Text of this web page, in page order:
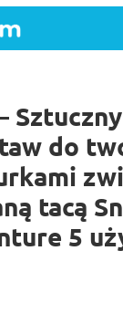
do
tacą
5